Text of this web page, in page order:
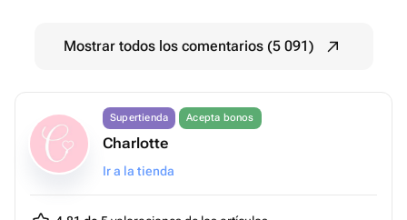
Mostrar todos los comentarios (5 091)
Supertienda Acepta bonos
Charlotte
Ir a la tienda